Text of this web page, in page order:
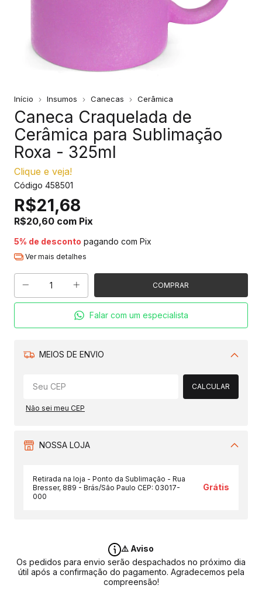
Início Insumos Canecas Cerâmica
Caneca Craquelada de
Cerâmica para Sublimação
Roxa - 325ml
Clique e veja!
Código 458501
R$21,68
R$20,60 com Pix
5% de desconto pagando com Pix
Ver mais detalhes
Falar com um especialista
MEIOS DE ENVIO
Alterar CEP
CALCULAR
Não sei meu CEP
NOSSA LOJA
Retirada na loja - Ponto da Sublimação - Rua
Bresser, 889 - Brás/São Paulo CEP: 03017-
000
Grátis
⚠️ Aviso
Os pedidos para envio serão despachados no próximo dia
útil após a confirmação do pagamento. Agradecemos pela
compreensão!